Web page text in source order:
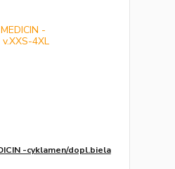
-cyklamen/dopl.biela